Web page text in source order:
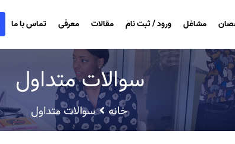
مشاغل ورود / ثبت نام مقالات معرفی تماس با ما
سوالات متداول
خانه سوالات متداول